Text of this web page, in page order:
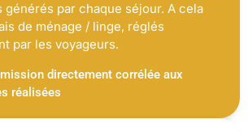
par chaque séjour. A cela
de ménage / linge, réglés
par les voyageurs.
directement corrélée aux
réalisées